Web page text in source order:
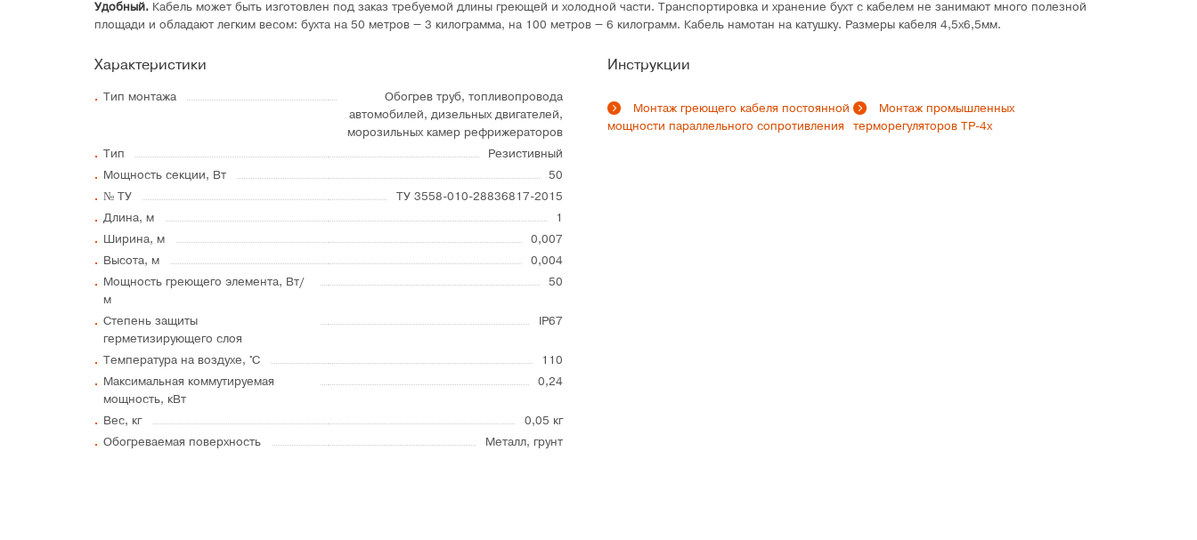
Удобный. Кабель может быть изготовлен под заказ требуемой длины греющей и холодной части. Транспортировка и хранение бухт с кабелем не занимают много полезной
площади и обладают легким весом: бухта на 50 метров – 3 килограмма, на 100 метров – 6 килограмм. Кабель намотан на катушку. Размеры кабеля 4,5х6,5мм.
Характеристики
Тип монтажа
Обогрев труб, топливопровода
автомобилей, дизельных двигателей,
морозильных камер рефрижераторов
Тип
Резистивный
Мощность секции, Вт
50
№ ТУ
ТУ 3558-010-28836817-2015
Длина, м
1
Ширина, м
0,007
Высота, м
0,004
Мощность греющего элемента, Вт/
м
50
Степень защиты
герметизирующего слоя
IP67
Температура на воздухе, °C
110
Максимальная коммутируемая
мощность, кВт
0,24
Вес, кг
0,05 кг
Обогреваемая поверхность
Металл, грунт
Инструкции
Монтаж греющего кабеля постоянной
мощности параллельного сопротивления
Монтаж промышленных
терморегуляторов ТР-4х